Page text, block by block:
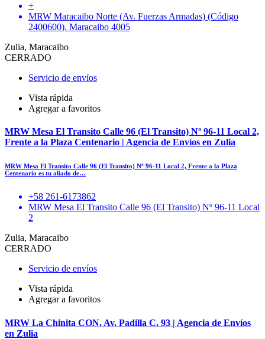
+
MRW Maracaibo Norte (Av. Fuerzas Armadas) (Código
2400600). Maracaibo 4005
Zulia, Maracaibo
CERRADO
Servicio de envíos
Vista rápida
Agregar a favoritos
MRW Mesa El Transito Calle 96 (El Transito) Nº 96-11 Local 2,
Frente a la Plaza Centenario | Agencia de Envíos en Zulia
MRW Mesa El Transito Calle 96 (El Transito) Nº 96-11 Local 2, Frente a la Plaza
Centenario es tu aliado de…
+58 261-6173862
MRW Mesa El Transito Calle 96 (El Transito) Nº 96-11 Local
2
Zulia, Maracaibo
CERRADO
Servicio de envíos
Vista rápida
Agregar a favoritos
MRW La Chinita CON, Av. Padilla C. 93 | Agencia de Envíos
en Zulia